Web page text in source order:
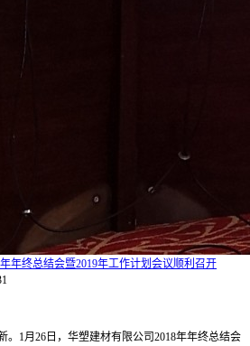
年终总结会暨2019年工作计划会议顺利召开
。1月26日，华塑建材有限公司2018年年终总结会